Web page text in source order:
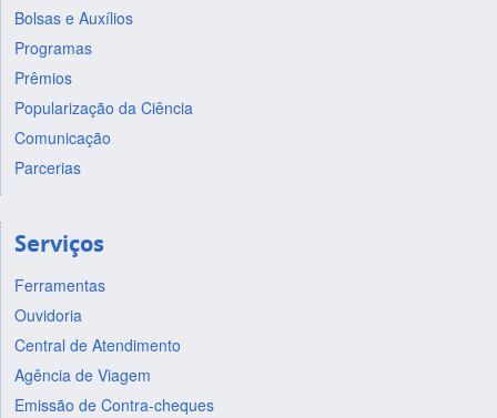
Bolsas e Auxílios
Programas
Prêmios
Popularização da Ciência
Comunicação
Parcerias
Serviços
Ferramentas
Ouvidoria
Central de Atendimento
Agência de Viagem
Emissão de Contra-cheques